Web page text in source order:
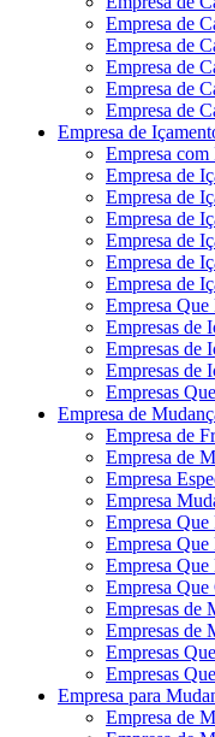
Empresa de
Empresa de
Empresa de
Empresa de
Empresa de
Empresa de
Empresa com
Empresa de
Empresa de
Empresa de
Empresa de
Empresa de
Empresa de
Empresa Que
Empresas de
Empresas de
Empresas de
Empresas
Empresa de
Empresa de
Empresa de
Empresa
Empresa
Empresa Que
Empresa
Empresa
Empresa
Empresas de
Empresas de
Empresas
Empresas
Empresa para
Empresa de